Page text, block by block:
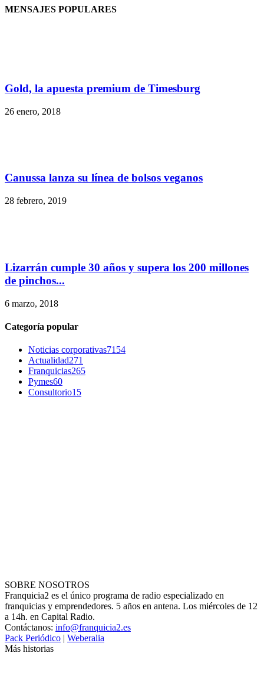
MENSAJES POPULARES
Gold, la apuesta premium de Timesburg
26 enero, 2018
Canussa lanza su línea de bolsos veganos
28 febrero, 2019
Lizarrán cumple 30 años y supera los 200 millones
de pinchos...
6 marzo, 2018
Categoría popular
Noticias corporativas7154
Actualidad271
Franquicias265
Pymes60
Consultorio15
SOBRE NOSOTROS
Franquicia2 es el único programa de radio especializado en
franquicias y emprendedores. 5 años en antena. Los miércoles de 12
a 14h. en Capital Radio.
Contáctanos: info@franquicia2.es
Pack Periódico | Weberalia
Más historias